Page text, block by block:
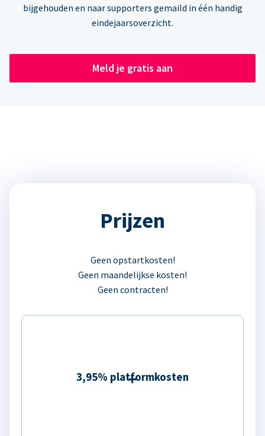
bijgehouden en naar supporters gemaild in één handig
eindejaarsoverzicht.
Meld je gratis aan
Prijzen
Geen opstartkosten!
Geen maandelijkse kosten!
Geen contracten!
3,95% platformkosten